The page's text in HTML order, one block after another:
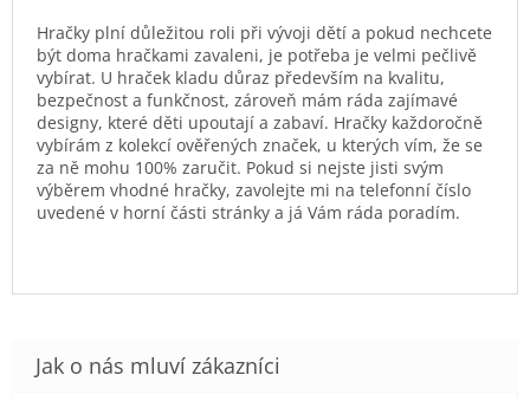
Hračky plní důležitou roli při vývoji dětí a pokud nechcete
být doma hračkami zavaleni, je potřeba je velmi pečlivě
vybírat. U hraček kladu důraz především na kvalitu,
bezpečnost a funkčnost, zároveň mám ráda zajímavé
designy, které děti upoutají a zabaví. Hračky každoročně
vybírám z kolekcí ověřených značek, u kterých vím, že se
za ně mohu 100% zaručit. Pokud si nejste jisti svým
výběrem vhodné hračky, zavolejte mi na telefonní číslo
uvedené v horní části stránky a já Vám ráda poradím.